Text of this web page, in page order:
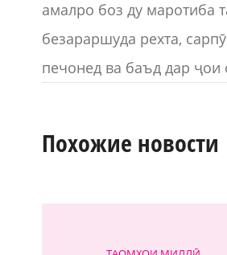
амалро боз ду маротиба
безараршуда рехта,
печонед ва баъд дар ҷои
Похожие новости